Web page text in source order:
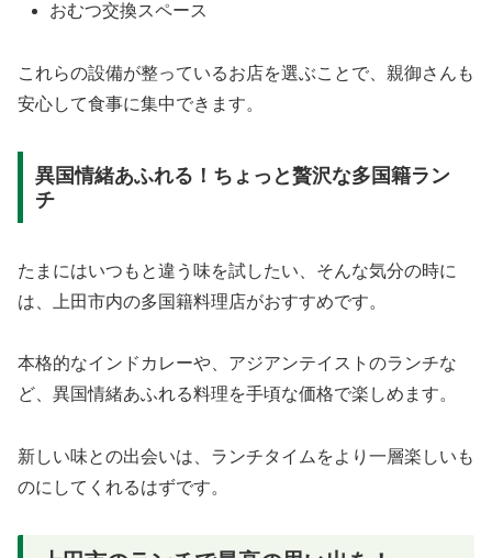
おむつ交換スペース
これらの設備が整っているお店を選ぶことで、親御さんも
安心して食事に集中できます。
異国情緒あふれる！ちょっと贅沢な多国籍ラン
チ
たまにはいつもと違う味を試したい、そんな気分の時に
は、上田市内の多国籍料理店がおすすめです。
本格的なインドカレーや、アジアンテイストのランチな
ど、異国情緒あふれる料理を手頃な価格で楽しめます。
新しい味との出会いは、ランチタイムをより一層楽しいも
のにしてくれるはずです。